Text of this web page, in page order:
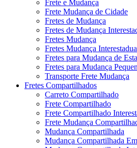
Frete e Mudança
Frete Mudança de Cidade
Fretes de Mudança
Fretes de Mudança
Fretes Mudança
Fretes Mudança
Fretes para Mudança de
Fretes para Mudança
Transporte Frete Mudança
Fretes Compartilhados
Carreto Compartilhado
Frete Compartilhado
Frete Compartilhado
Frete Mudança
Mudança Compartilhada
Mudança Compartilhada